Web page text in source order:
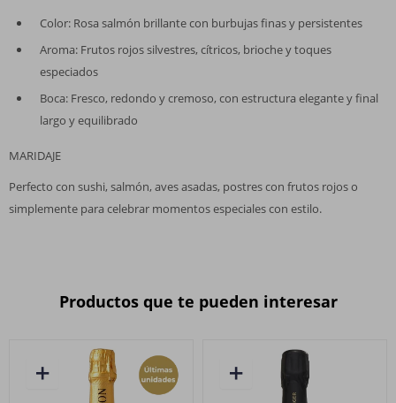
Color: Rosa salmón brillante con burbujas finas y persistentes
Aroma: Frutos rojos silvestres, cítricos, brioche y toques
especiados
Boca: Fresco, redondo y cremoso, con estructura elegante y final
largo y equilibrado
MARIDAJE
Perfecto con sushi, salmón, aves asadas, postres con frutos rojos o
simplemente para celebrar momentos especiales con estilo.
Productos que te pueden interesar